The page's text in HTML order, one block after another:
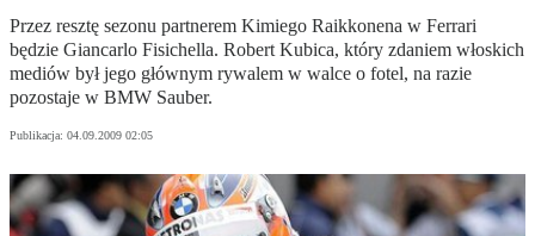
Przez resztę sezonu partnerem Kimiego Raikkonena w Ferrari
będzie Giancarlo Fisichella. Robert Kubica, który zdaniem włoskich
mediów był jego głównym rywalem w walce o fotel, na razie
pozostaje w BMW Sauber.
Publikacja: 04.09.2009 02:05